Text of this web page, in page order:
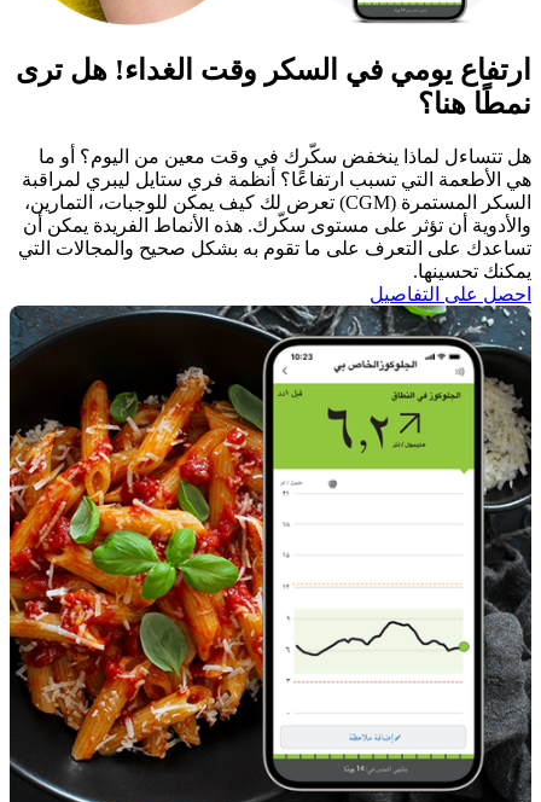
ارتفاع يومي في السكر وقت الغداء! هل ترى
نمطًا هنا؟
هل تتساءل لماذا ينخفض سكّرك في وقت معين من اليوم؟ أو ما
هي الأطعمة التي تسبب ارتفاعًا؟ أنظمة فري ستايل ليبري لمراقبة
السكر المستمرة (CGM) تعرض لك كيف يمكن للوجبات، التمارين،
والأدوية أن تؤثر على مستوى سكّرك. هذه الأنماط الفريدة يمكن أن
تساعدك على التعرف على ما تقوم به بشكل صحيح والمجالات التي
يمكنك تحسينها. ​
احصل على التفاصيل